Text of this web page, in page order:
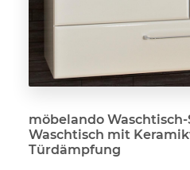
möbelando
Waschtisch mit
Türdämpfung